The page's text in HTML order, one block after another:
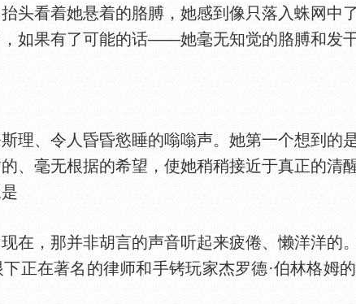
看着她悬着的胳膊，她感到像只落入蛛网中
如果有了可能的话——她毫无知觉的胳膊和发干
、令人昏昏慾睡的嗡嗡声。她第一个想到的
、毫无根据的希望，使她稍稍接近于真正的清
，那并非胡言的声音听起来疲倦、懒洋洋的
正在著名的律师和手铐玩家杰罗德·伯林格姆